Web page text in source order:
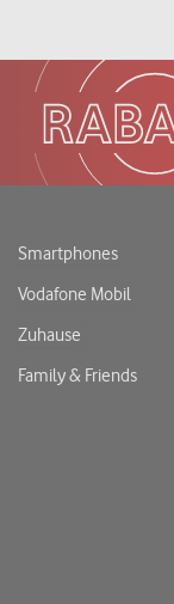
Smartphones
Vodafone Mobil
Zuhause
Family & Friends